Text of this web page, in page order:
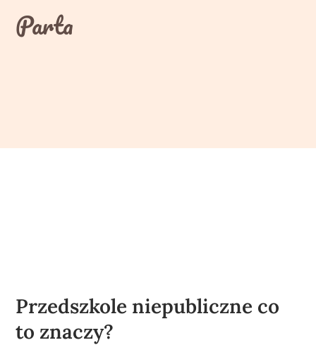
contentParta
Przedszkole niepubliczne co
to znaczy?